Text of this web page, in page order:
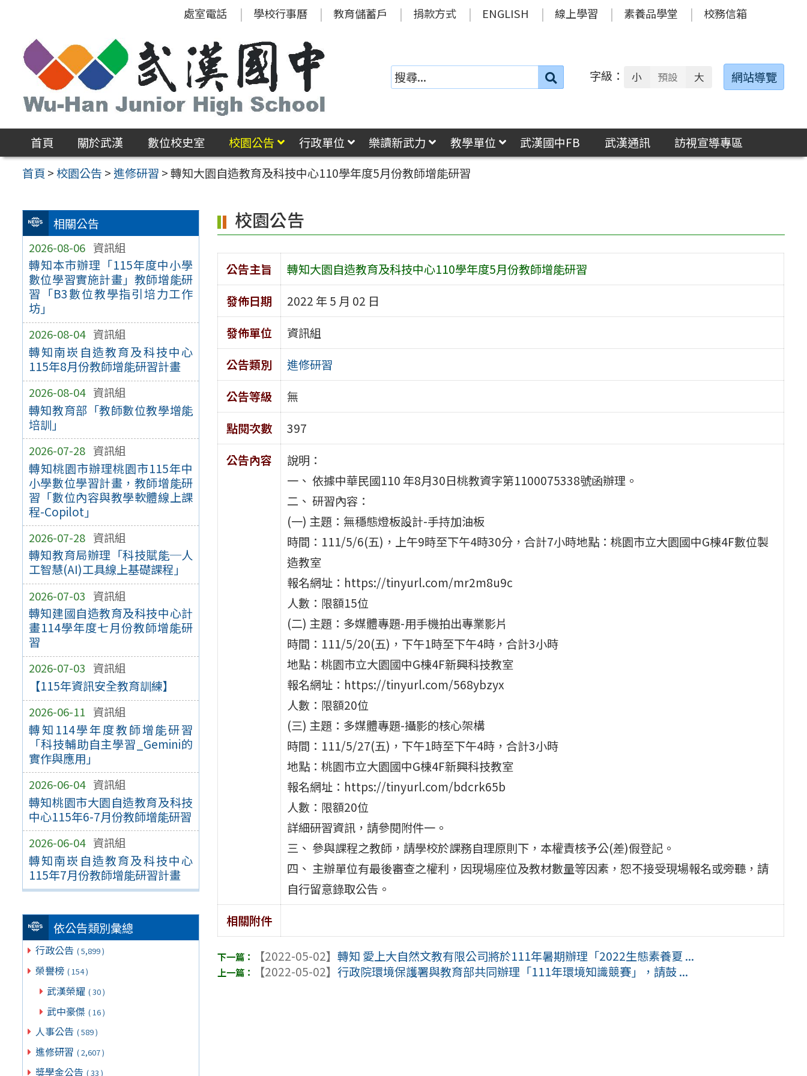
區
處室電話 學校行事曆 教育儲蓄戶 捐款方式 ENGLISH 線上學習 素養品學堂 校務信箱
搜
字級： 小 預設 大 網站導覽
首頁 關於武漢 數位校史室 校園公告 行政單位 樂讀新武力 教學單位 武漢國中FB 武漢通訊
訪視宣導專區
首頁 >校園公告 >進修研習 >轉知大園自造教育及科技中心110學年度5月份教師增能研習
相關公告
2026-08-06 資訊組
轉知本市辦理「115年度中小學
數位學習實施計畫」教師增能研
習「B3數位教學指引培力工作
坊」
2026-08-04 資訊組
轉知南崁自造教育及科技中心
115年8月份教師增能研習計畫
2026-08-04 資訊組
轉知教育部「教師數位教學增能
培訓」
2026-07-28 資訊組
轉知桃園市辦理桃園市115年中
小學數位學習計畫，教師增能研
習「數位內容與教學軟體線上課
程-Copilot」
2026-07-28 資訊組
轉知教育局辦理「科技賦能─人
工智慧(AI)工具線上基礎課程」
2026-07-03 資訊組
轉知建國自造教育及科技中心計
畫114學年度七月份教師增能研
習
2026-07-03 資訊組
【115年資訊安全教育訓練】
2026-06-11 資訊組
轉知114學年度教師增能研習
「科技輔助自主學習_Gemini的
實作與應用」
2026-06-04 資訊組
轉知桃園市大園自造教育及科技
中心115年6-7月份教師增能研習
2026-06-04 資訊組
轉知南崁自造教育及科技中心
115年7月份教師增能研習計畫
依公告類別彙總
行政公告 ( 5,899 )
榮譽榜 ( 154 )
武漢榮耀 ( 30 )
武中豪傑 ( 16 )
人事公告 ( 589 )
進修研習 ( 2,607 )
獎學金公告 ( 33 )
校園公告
公告主旨
轉知大園自造教育及科技中心110學年度5月份教師增能研習
發佈日期
2022 年 5 月 02 日
發佈單位
資訊組
公告類別
進修研習
公告等級
無
點閱次數
397
公告內容
說明：
一、 依據中華民國110 年8月30日桃教資字第1100075338號函辦理。
二、 研習內容：
(一) 主題：無穩態燈板設計-手持加油板
時間：111/5/6(五)，上午9時至下午4時30分，合計7小時地點：桃園市立大園國中G棟4F數位製
造教室
報名網址：https://tinyurl.com/mr2m8u9c
人數：限額15位
(二) 主題：多媒體專題-用手機拍出專業影片
時間：111/5/20(五)，下午1時至下午4時，合計3小時
地點：桃園市立大園國中G棟4F新興科技教室
報名網址：https://tinyurl.com/568ybzyx
人數：限額20位
(三) 主題：多媒體專題-攝影的核心架構
時間：111/5/27(五)，下午1時至下午4時，合計3小時
地點：桃園市立大園國中G棟4F新興科技教室
報名網址：https://tinyurl.com/bdcrk65b
人數：限額20位
詳細研習資訊，請參閱附件一。
三、 參與課程之教師，請學校於課務自理原則下，本權責核予公(差)假登記。
四、 主辦單位有最後審查之權利，因現場座位及教材數量等因素，恕不接受現場報名或旁聽，請
自行留意錄取公告。
相關附件
【2022-05-02】轉知 愛上大自然文教有限公司將於111年暑期辦理「2022生態素養夏 ...
【2022-05-02】行政院環境保護署與教育部共同辦理「111年環境知識競賽」，請鼓 ...